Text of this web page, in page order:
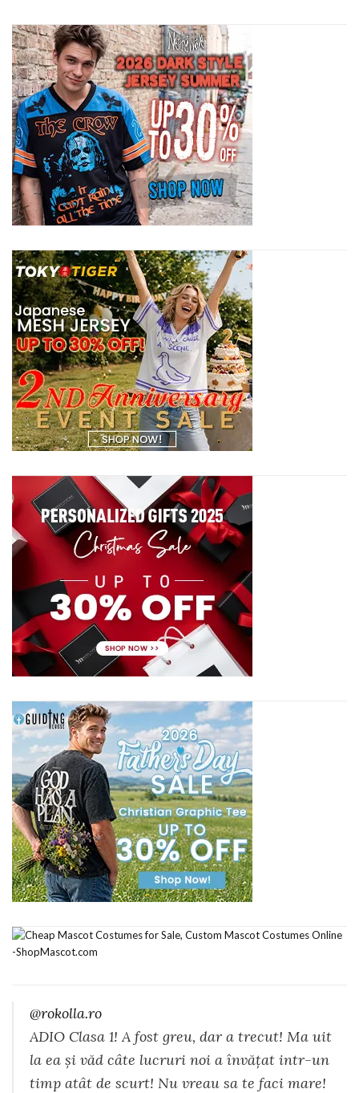
@rokolla.ro
ADIO Clasa 1! A fost greu, dar a trecut! Ma uit
la ea și văd câte lucruri noi a învățat intr-un
timp atât de scurt! Nu vreau sa te faci mare!